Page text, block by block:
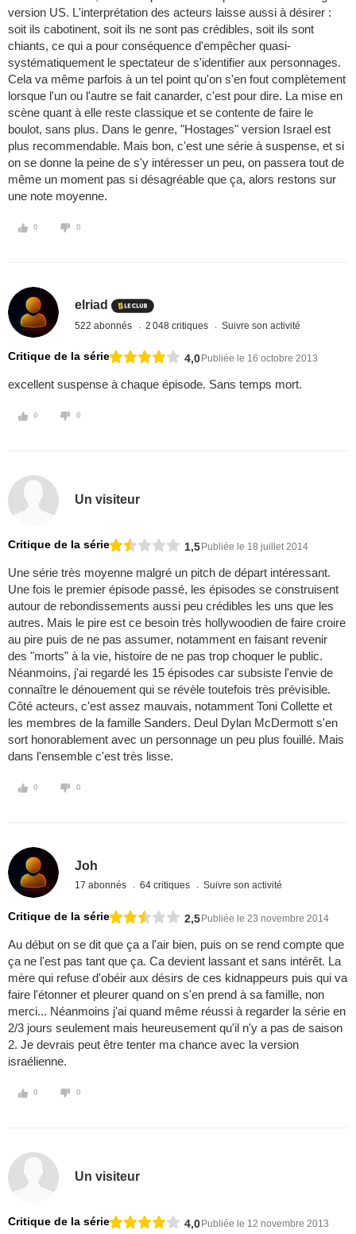
version US. L'interprétation des acteurs laisse aussi à désirer :
soit ils cabotinent, soit ils ne sont pas crédibles, soit ils sont
chiants, ce qui a pour conséquence d'empêcher quasi-
systématiquement le spectateur de s'identifier aux personnages.
Cela va même parfois à un tel point qu'on s'en fout complètement
lorsque l'un ou l'autre se fait canarder, c'est pour dire. La mise en
scène quant à elle reste classique et se contente de faire le
boulot, sans plus. Dans le genre, "Hostages" version Israel est
plus recommendable. Mais bon, c'est une série à suspense, et si
on se donne la peine de s'y intéresser un peu, on passera tout de
même un moment pas si désagréable que ça, alors restons sur
une note moyenne.
0 0
elriad
522 abonnés 2 048 critiques Suivre son activité
Critique de la série 4,0 Publiée le 16 octobre 2013
excellent suspense à chaque épisode. Sans temps mort.
0 0
Un visiteur
Critique de la série 1,5 Publiée le 18 juillet 2014
Une série très moyenne malgré un pitch de départ intéressant.
Une fois le premier épisode passé, les épisodes se construisent
autour de rebondissements aussi peu crédibles les uns que les
autres. Mais le pire est ce besoin très hollywoodien de faire croire
au pire puis de ne pas assumer, notamment en faisant revenir
des "morts" à la vie, histoire de ne pas trop choquer le public.
Néanmoins, j'ai regardé les 15 épisodes car subsiste l'envie de
connaître le dénouement qui se révèle toutefois très prévisible.
Côté acteurs, c'est assez mauvais, notamment Toni Collette et
les membres de la famille Sanders. Deul Dylan McDermott s'en
sort honorablement avec un personnage un peu plus fouillé. Mais
dans l'ensemble c'est très lisse.
0 0
Joh
17 abonnés 64 critiques Suivre son activité
Critique de la série 2,5 Publiée le 23 novembre 2014
Au début on se dit que ça a l'air bien, puis on se rend compte que
ça ne l'est pas tant que ça. Ca devient lassant et sans intérêt. La
mère qui refuse d'obéir aux désirs de ces kidnappeurs puis qui va
faire l'étonner et pleurer quand on s'en prend à sa famille, non
merci... Néanmoins j'ai quand même réussi à regarder la série en
2/3 jours seulement mais heureusement qu'il n'y a pas de saison
2. Je devrais peut être tenter ma chance avec la version
israélienne.
0 0
Un visiteur
Critique de la série 4,0 Publiée le 12 novembre 2013